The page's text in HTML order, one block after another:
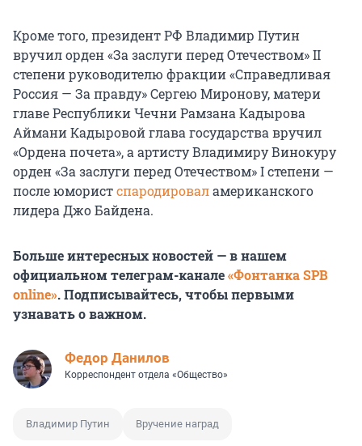
Кроме того, президент РФ Владимир Путин
вручил орден «За заслуги перед Отечеством» II
степени руководителю фракции «Справедливая
Россия — За правду» Сергею Миронову, матери
главе Республики Чечни Рамзана Кадырова
Аймани Кадыровой глава государства вручил
«Ордена почета», а артисту Владимиру Винокуру
орден «За заслуги перед Отечеством» I степени —
после юмористспародироваламериканского
лидера Джо Байдена.
Больше интересных новостей — в нашем
официальном телеграм-канале«Фонтанка SPB
online». Подписывайтесь, чтобы первыми
узнавать о важном.
Федор Данилов
Корреспондент отдела «Общество»
Владимир Путин Вручение наград